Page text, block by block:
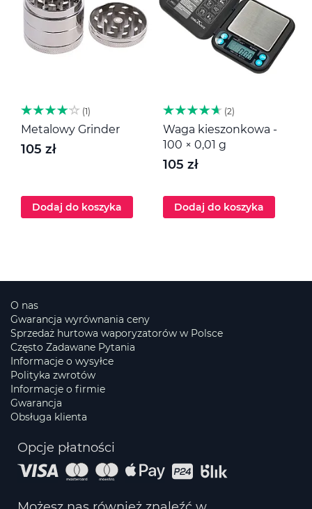
1
Metalowy Grinder
105 zł
Dodaj do koszyka
2
Waga kieszonkowa -
100 × 0,01 g
105 zł
Dodaj do koszyka
O nas
Gwarancja wyrównania ceny
Sprzedaż hurtowa waporyzatorów w Polsce
Często Zadawane Pytania
Informacje o wysyłce
Polityka zwrotów
Informacje o firmie
Gwarancja
Obsługa klienta
Opcje płatności